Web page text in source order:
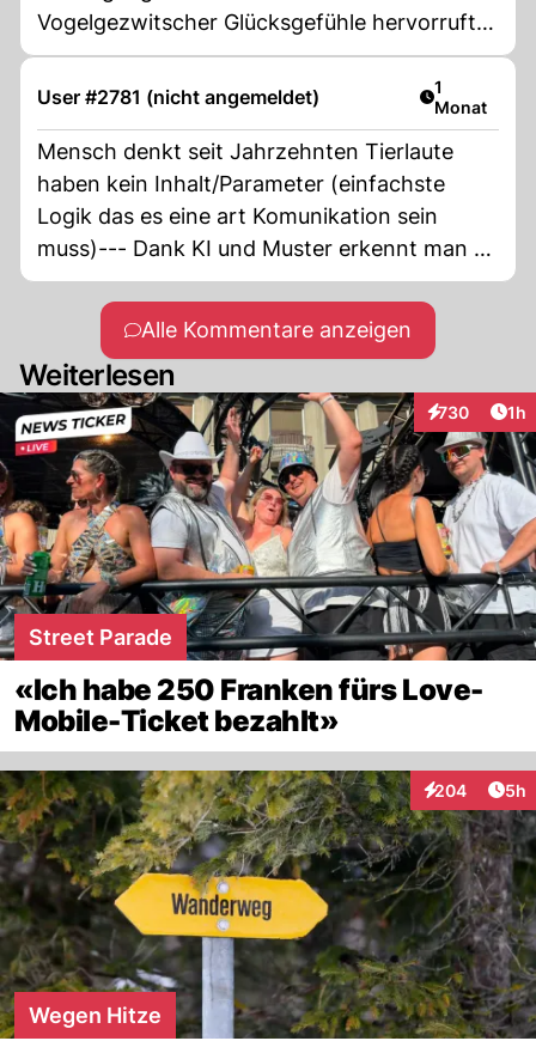
Vogelgezwitscher Glücksgefühle hervorruft,
beruhigt und den Blutdruck senkt?! Raus in
den Wald oder zumindest in einen Park. Ärzte
Vogelgezwitscher zu verschreiben, bevor sie
Medikamente verschreiben. Dann würden
auch endlich die Krankenkassenprämien
sinken.
User #2781 (nicht angemeldet) Artikel
1
Monat
Mensch denkt seit Jahrzehnten Tierlaute
haben kein Inhalt/Parameter (einfachste
Logik das es eine art Komunikation sein
muss)--- Dank KI und Muster erkennt man es
langsam--- Bin auch überzeugt das
unbewusst tief Genetisch da was verwurzelt
Alle Kommentare anzeigen
Weiterlesen
730
Interaktionen
1h
Street Parade
«Ich habe 250 Franken fürs Love-
Mobile-Ticket bezahlt»
204
Interaktionen
5h
Wegen Hitze